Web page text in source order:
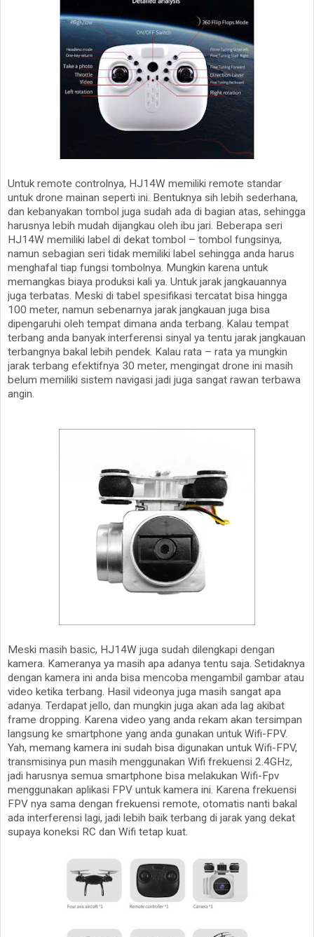
Untuk remote controlnya, HJ14W memiliki remote standar
untuk drone mainan seperti ini. Bentuknya sih lebih sederhana,
dan kebanyakan tombol juga sudah ada di bagian atas, sehingga
harusnya lebih mudah dijangkau oleh ibu jari. Beberapa seri
HJ14W memiliki label di dekat tombol – tombol fungsinya,
namun sebagian seri tidak memiliki label sehingga anda harus
menghafal tiap fungsi tombolnya. Mungkin karena untuk
memangkas biaya produksi kali ya. Untuk jarak jangkauannya
juga terbatas. Meski di tabel spesifikasi tercatat bisa hingga
100 meter, namun sebenarnya jarak jangkauan juga bisa
dipengaruhi oleh tempat dimana anda terbang. Kalau tempat
terbang anda banyak interferensi sinyal ya tentu jarak jangkauan
terbangnya bakal lebih pendek. Kalau rata – rata ya mungkin
jarak terbang efektifnya 30 meter, mengingat drone ini masih
belum memiliki sistem navigasi jadi juga sangat rawan terbawa
angin.
Meski masih basic, HJ14W juga sudah dilengkapi dengan
kamera. Kameranya ya masih apa adanya tentu saja. Setidaknya
dengan kamera ini anda bisa mencoba mengambil gambar atau
video ketika terbang. Hasil videonya juga masih sangat apa
adanya. Terdapat jello, dan mungkin juga akan ada lag akibat
frame dropping. Karena video yang anda rekam akan tersimpan
langsung ke smartphone yang anda gunakan untuk Wifi-FPV.
Yah, memang kamera ini sudah bisa digunakan untuk Wifi-FPV,
transmisinya pun masih menggunakan Wifi frekuensi 2.4GHz,
jadi harusnya semua smartphone bisa melakukan Wifi-Fpv
menggunakan aplikasi FPV untuk kamera ini. Karena frekuensi
FPV nya sama dengan frekuensi remote, otomatis nanti bakal
ada interferensi lagi, jadi lebih baik terbang di jarak yang dekat
supaya koneksi RC dan Wifi tetap kuat.